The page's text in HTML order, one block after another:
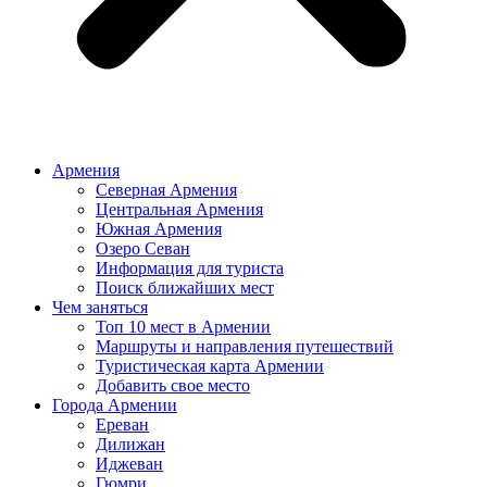
Армения
Северная Армения
Центральная Армения
Южная Армения
Озеро Севан
Информация для туриста
Поиск ближайших мест
Чем заняться
Топ 10 мест в Армении
Маршруты и направления путешествий
Туристическая карта Армении
Добавить свое место
Города Армении
Ереван
Дилижан
Иджеван
Гюмри